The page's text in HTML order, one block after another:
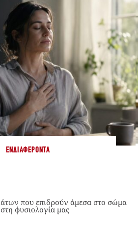
ΕΝΔΙΑΦΈΡΟΝΤΑ
που επιδρούν άμεσα στο σώμα
φυσιολογία μας